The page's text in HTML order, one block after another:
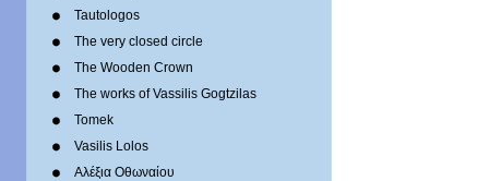
Tautologos
The very closed circle
The Wooden Crown
The works of Vassilis Gogtzilas
Tomek
Vasilis Lolos
Αλέξια Οθωναίου